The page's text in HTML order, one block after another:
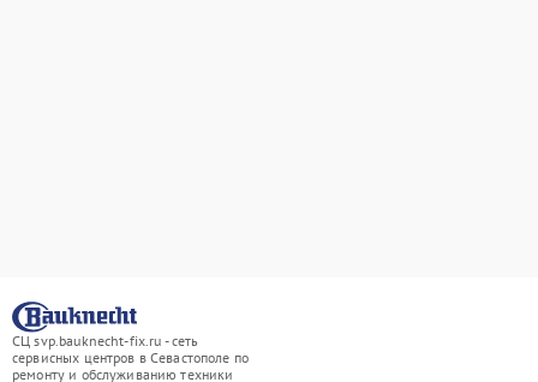
СЦ svp.bauknecht-fix.ru - сеть
сервисных центров в Севастополе по
ремонту и обслуживанию техники